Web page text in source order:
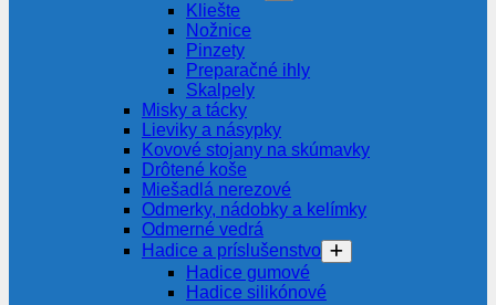
Kliešte
Nožnice
Pinzety
Preparačné ihly
Skalpely
Misky a tácky
Lieviky a násypky
Kovové stojany na skúmavky
Drôtené koše
Miešadlá nerezové
Odmerky, nádobky a kelímky
Odmerné vedrá
Hadice a príslušenstvo
Hadice gumové
Hadice silikónové